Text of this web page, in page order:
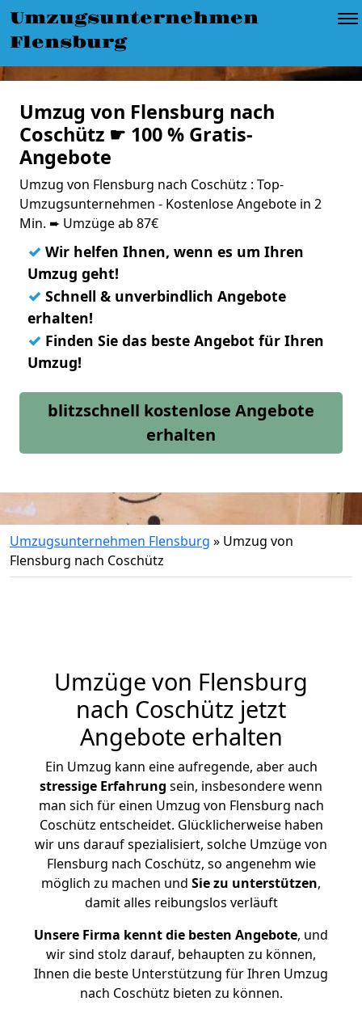
Umzugsunternehmen
Flensburg
Umzug von Flensburg nach
Coschütz ☛ 100 % Gratis-
Angebote
Umzug von Flensburg nach Coschütz : Top-
Umzugsunternehmen - Kostenlose Angebote in 2
Min. ➨ Umzüge ab 87€
✓ Wir helfen Ihnen, wenn es um Ihren
Umzug geht!
✓ Schnell & unverbindlich Angebote
erhalten!
✓ Finden Sie das beste Angebot für Ihren
Umzug!
blitzschnell kostenlose Angebote
erhalten
Umzugsunternehmen Flensburg » Umzug von
Flensburg nach Coschütz
Umzüge von Flensburg
nach Coschütz jetzt
Angebote erhalten
Ein Umzug kann eine aufregende, aber auch
stressige Erfahrung sein, insbesondere wenn
man sich für einen Umzug von Flensburg nach
Coschütz entscheidet. Glücklicherweise haben
wir uns darauf spezialisiert, solche Umzüge von
Flensburg nach Coschütz, so angenehm wie
möglich zu machen und Sie zu unterstützen,
damit alles reibungslos verläuft
Unsere Firma kennt die besten Angebote, und
wir sind stolz darauf, behaupten zu können,
Ihnen die beste Unterstützung für Ihren Umzug
nach Coschütz bieten zu können.